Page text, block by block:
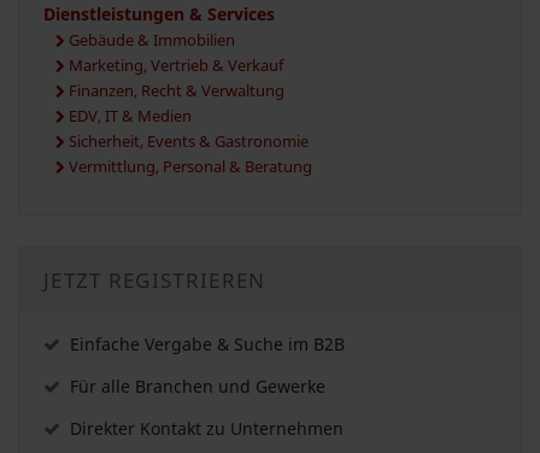
Dienstleistungen & Services
Gebäude & Immobilien
Marketing, Vertrieb & Verkauf
Finanzen, Recht & Verwaltung
EDV, IT & Medien
Sicherheit, Events & Gastronomie
Vermittlung, Personal & Beratung
JETZT REGISTRIEREN
Einfache Vergabe & Suche im B2B
Für alle Branchen und Gewerke
Direkter Kontakt zu Unternehmen